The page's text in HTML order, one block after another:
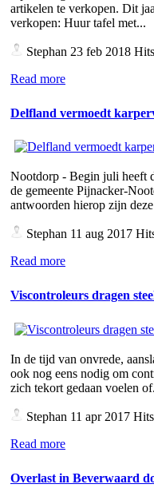
artikelen te verkopen. Dit
verkopen: Huur tafel met...
Stephan 23 feb 2018
Read more
Delfland vermoedt
Nootdorp - Begin juli heeft
de gemeente Pijnacker-
antwoorden hierop zijn
Stephan 11 aug 2017
Read more
Viscontroleurs dragen
In de tijd van onvrede,
ook nog eens nodig om
zich tekort gedaan voelen
Stephan 11 apr 2017
Read more
Overlast in Beverwaard